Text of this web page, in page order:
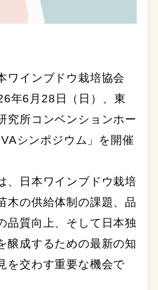
ワインブドウ栽培協会
年6月28日（日）、東
究所コンベンションホー
シンポジウム」を開催
、日本ワインブドウ栽培
木の供給体制の課題、品
品質向上、そして日本独
醸成するための最新の知
を交わす重要な機会で